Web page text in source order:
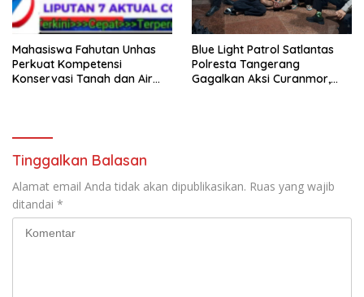
Mahasiswa Fahutan Unhas
Perkuat Kompetensi
Konservasi Tanah dan Air
Blue Light Patrol Satlantas
Polresta Tangerang
Gagalkan Aksi Curanmor,
Tinggalkan Balasan
Alamat email Anda tidak akan dipublikasikan. Ruas yang wajib
ditandai *